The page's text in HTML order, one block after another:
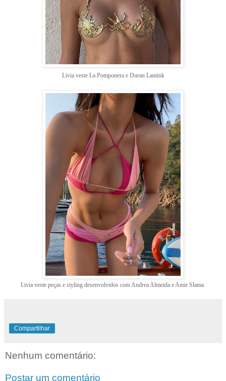
Livia veste La Pomponera e Duran Lantink
Livia veste peças e styling desenvolvidos com Andrea Almeida e Amir Slama
Compartilhar
Nenhum comentário:
Postar um comentário